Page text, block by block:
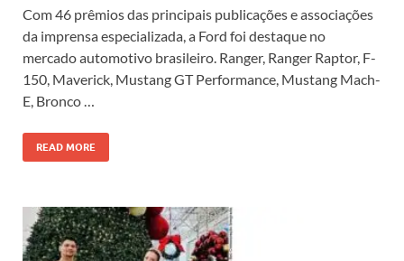
Com 46 prêmios das principais publicações e associações
da imprensa especializada, a Ford foi destaque no
mercado automotivo brasileiro. Ranger, Ranger Raptor, F-
150, Maverick, Mustang GT Performance, Mustang Mach-
E, Bronco …
READ MORE